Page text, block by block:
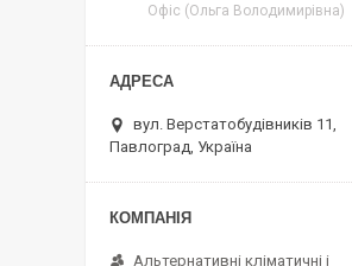
Офіс (Ольга Володимирівна)
вул. Верстатобудівників 11,
Павлоград, Україна
Альтернативні кліматичні і